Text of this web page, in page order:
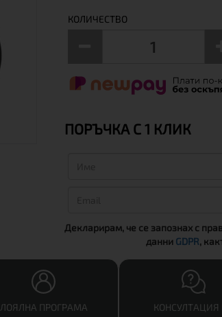
КОЛИЧЕСТВО
ПОРЪЧКА С 1 КЛИК
Декларирам, че се запознах с
данни GDPR,
ЛОЯЛНА ПРОГРАМА
КОНСУЛТАЦИЯ